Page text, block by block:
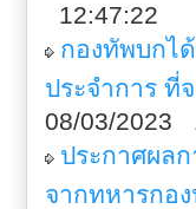
12:47:22
กองทัพบกไ
ประจำการ ที่
08/03/2023
ประกาศผล
จากทหารกอ